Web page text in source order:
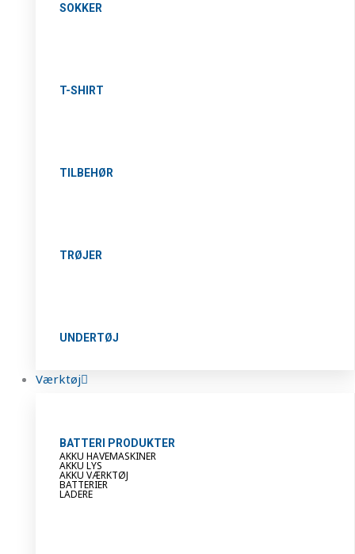
SOKKER
T-SHIRT
TILBEHØR
TRØJER
UNDERTØJ
Værktøj
BATTERI PRODUKTER
AKKU HAVEMASKINER
AKKU LYS
AKKU VÆRKTØJ
BATTERIER
LADERE